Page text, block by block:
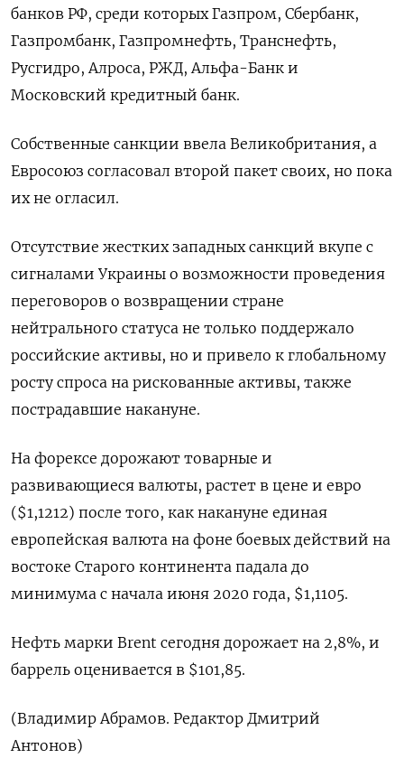
банков РФ, среди которых Газпром, Сбербанк,
Газпромбанк, Газпромнефть, Транснефть,
Русгидро, Алроса, РЖД, Альфа-Банк и
Московский кредитный банк.
Собственные санкции ввела Великобритания, а
Евросоюз согласовал второй пакет своих, но пока
их не огласил.
Отсутствие жестких западных санкций вкупе с
сигналами Украины о возможности проведения
переговоров о возвращении стране
нейтрального статуса не только поддержало
российские активы, но и привело к глобальному
росту спроса на рискованные активы, также
пострадавшие накануне.
На форексе дорожают товарные и
развивающиеся валюты, растет в цене и евро
($1,1212) после того, как накануне единая
европейская валюта на фоне боевых действий на
востоке Старого континента падала до
минимума с начала июня 2020 года, $1,1105.
Нефть марки Brent сегодня дорожает на 2,8%, и
баррель оценивается в $101,85.
(Владимир Абрамов. Редактор Дмитрий
Антонов)